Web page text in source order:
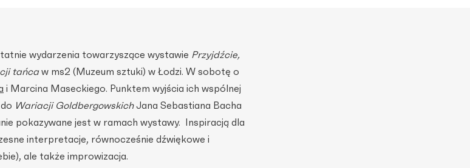
wydarzenia towarzyszące wystawie Przyjdźcie,
tańcaw ms2 (Muzeum sztuki) w Łodzi. W sobotę o
i Marcina Maseckiego. Punktem wyjścia ich wspólnej
Wariacji GoldbergowskichJana Sebastiana Bacha
pokazywane jest w ramach wystawy. Inspiracją dla
interpretacje, równocześnie dźwiękowe i
ale także improwizacja.